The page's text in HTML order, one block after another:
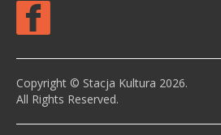
Copyright © Stacja Kultura 2026.
All Rights Reserved.